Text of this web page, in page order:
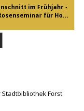
im Frühjahr -
für Ho...
Forst